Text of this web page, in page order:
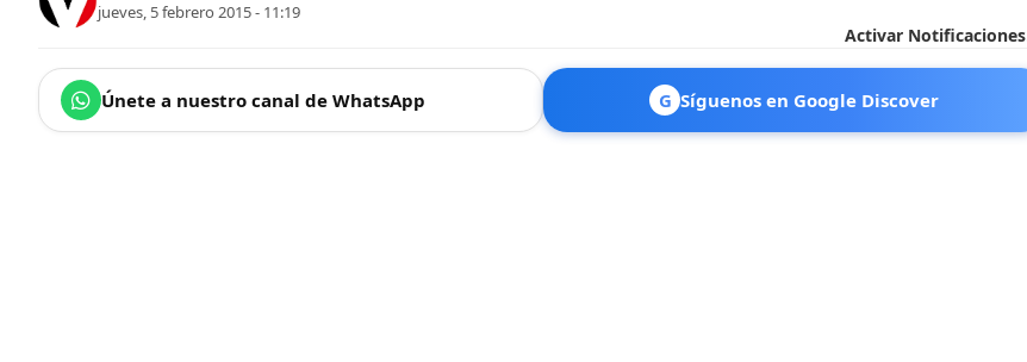
jueves, 5 febrero 2015 - 11:19
Activar Notificaciones
Únete a nuestro canal de WhatsApp G Síguenos en Google Discover